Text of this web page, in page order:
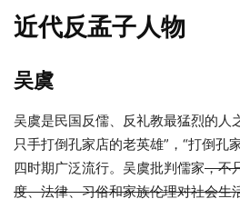
近代反孟子人物
吴虞
吴虞是民国反儒、反礼教最猛烈的人
只手打倒孔家店的老英雄”，“打倒孔
四时期广泛流行。吴虞批判儒家，不
度、法律、习俗和家族伦理对社会生